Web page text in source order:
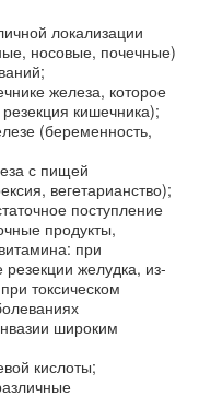
локализации
носовые, почечные)
железа, которое
кишечника);
(беременность,
с пищей
вегетарианство);
поступление
продукты,
при
желудка, из-
токсическом
широким
кислоты;